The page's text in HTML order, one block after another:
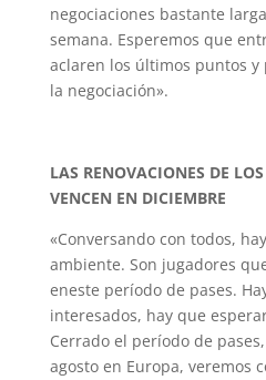
negociaciones bastante
semana. Esperemos que
aclaren los últimos puntos
la negociación».
LAS RENOVACIONES DE
VENCEN EN DICIEMBRE
«Conversando con todos,
ambiente. Son jugadores
eneste período de pases.
interesados, hay que
Cerrado el período de
agosto en Europa, veremos